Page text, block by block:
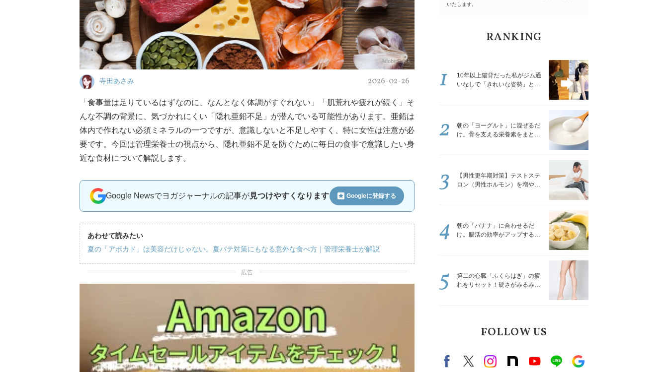
AdobeStock
寺田あさみ 2026-02-26
「食事量は足りているはずなのに、なんとなく体調がすぐれない」「肌荒れや疲れが続く」そ
んな不調の背景に、気づかれにくい「隠れ亜鉛不足」が潜んでいる可能性があります。亜鉛は
体内で作れない必須ミネラルの一つですが、意識しないと不足しやすく、特に女性は注意が必
要です。今回は管理栄養士の視点から、隠れ亜鉛不足を防ぐために毎日の食事で意識したい身
近な食材について解説します。
Google Newsでヨガジャーナルの記事が見つけやすくなります Googleに登録する
あわせて読みたい
夏の「アボカド」は美容だけじゃない。夏バテ対策にもなる意外な食べ方｜管理栄養士が解説
広告
いたします。
RANKING
10年以上猫背だった私がジム通
いなしで「きれいな姿勢」と褒
1
朝の「ヨーグルト」に混ぜるだ
け。骨を支える栄養素をまとめ
2
【男性更年期対策】テストステ
ロン（男性ホルモン）を増やす
3
朝の「バナナ」に合わせるだ
け。腸活の効率がアップする食
4
第二の心臓「ふくらはぎ」の疲
れをリセット！硬さがみるみる
5
FOLLOW US
FacebookX（旧twitter）
instagram
note Youtubeline